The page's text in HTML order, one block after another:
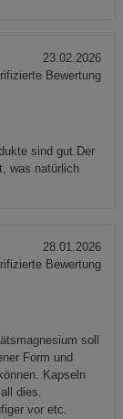
sind gut.Der
was natürlich
23.02.2026
Bewertung
soll
Form und
Kapseln
dies.
vor etc.
28.01.2026
Bewertung